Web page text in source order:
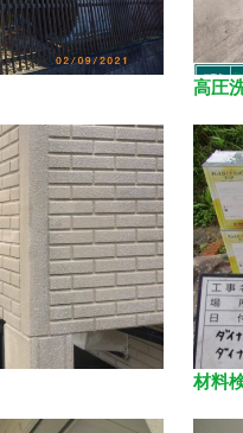
高圧
材料